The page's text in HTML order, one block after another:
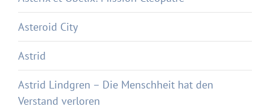
Asteroid City
Astrid
Astrid Lindgren – Die Menschheit hat den
Verstand verloren